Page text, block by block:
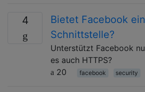
4
Bietet Facebook
Schnittstelle?
Unterstützt Facebook
es auch HTTPS?
20
facebook security